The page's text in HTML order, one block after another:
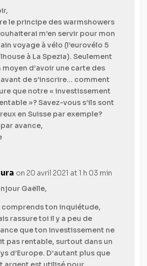
le principe des warmshowers
m’en servir pour mon
voyage à vélo (l’eurovélo 5
à La Spezia). Seulement
moyen d’avoir une carte des
de s’inscrire… comment
que notre « investissement
»? Savez-vous s’ils sont
en Suisse par exemple?
avance,
on 20 avril 2021 at 1 h 03 min
Gaëlle,
comprends ton inquiétude,
rassure toi il y a peu de
que ton investissement ne
pas rentable, surtout dans un
d’Europe. D’autant plus que